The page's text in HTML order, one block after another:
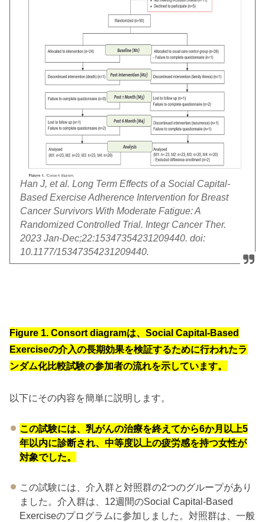
Han J, et al. Long Term Effects of a Social Capital-
Based Exercise Adherence Intervention for Breast
Cancer Survivors With Moderate Fatigue: A
Randomized Controlled Trial. Integr Cancer Ther.
2023 Jan-Dec;22:15347354231209440. doi:
10.1177/15347354231209440.
Figure 1. Consort diagramは、Social Capital-Based
Exerciseの介入の長期効果を検証するために行われたラ
ンダム化比較試験の参加者の流れを示しています。
以下にその内容を簡単に説明します。
この試験には、乳がんの治療を終えてから6か月以上5
年以内に診断され、中等度以上の疲労感を持つ女性が
対象でした。
この試験には、介入群と対照群の2つのグループがあり
ました。介入群は、12週間のSocial Capital-Based
Exerciseのプログラムに参加しました。対照群は、一般